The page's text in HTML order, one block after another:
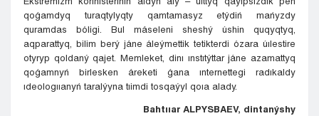
qoǵamdyq turaqtylyqty qamtamasyz etýdiń mańyzdy
quramdas bóligi. Bul máseleni sheshý úshin quqyqtyq,
aqparattyq, bilim berý jáne áleýmettik tetikterdi ózara úılestire
otyryp qoldaný qajet. Memleket, dinı ınstıtýttar jáne azamattyq
qoǵamnyń birlesken áreketi ǵana ınternettegi radıkaldy
ıdeologııanyń taralýyna tıimdi tosqaýyl qoıa alady.
Bahtııar ALPYSBAEV, dintanýshy